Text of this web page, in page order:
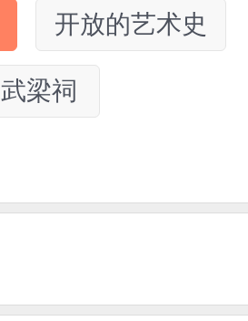
开放的艺术史
武梁祠